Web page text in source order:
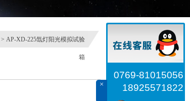
> AP-XD-225氙灯阳光模拟试验
箱
0769-81015056
18925571822
×